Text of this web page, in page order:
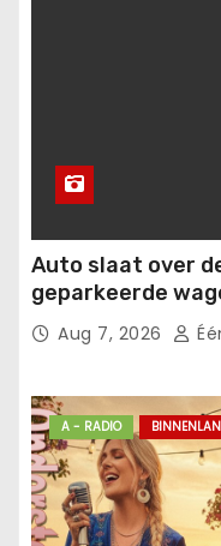
Auto slaat over
geparkeerde
Aug 7, 2026
A - RADIO